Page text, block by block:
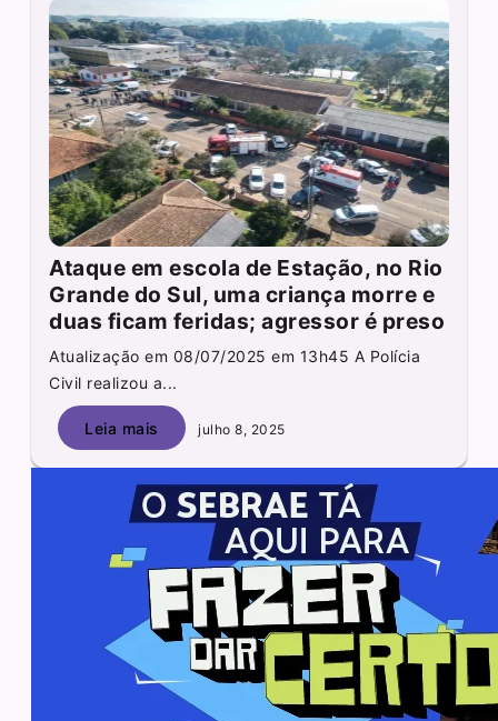
Ataque em escola de Estação, no Rio
Grande do Sul, uma criança morre e
duas ficam feridas; agressor é preso
Atualização em 08/07/2025 em 13h45 A Polícia
Civil realizou a...
Leia mais julho 8, 2025